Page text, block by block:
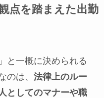
点を踏まえた出勤
と一概に決められる
のは、 法律上のルー
としてのマナーや職